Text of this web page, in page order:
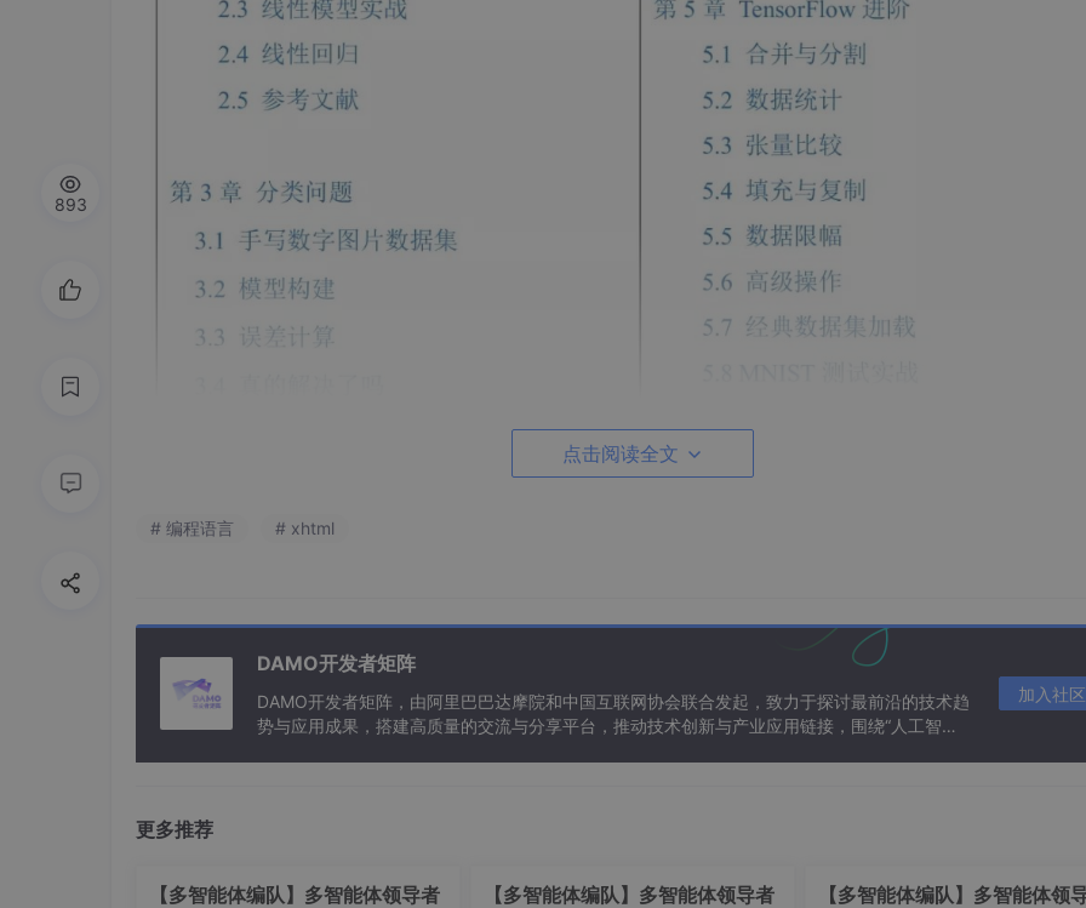
点击阅读全文
# 编程语言 # xhtml
DAMO开发者矩阵
DAMO开发者矩阵，由阿里巴巴达摩院和中国互联网协会联合发起，致力于探讨最前沿的技术趋
势与应用成果，搭建高质量的交流与分享平台，推动技术创新与产业应用链接，围绕“人工智能
加入社区
更多推荐
【多智能体编队】多智能体领导者
【多智能体编队】多智能体领导者
【多智能体编队】多智能体领
893